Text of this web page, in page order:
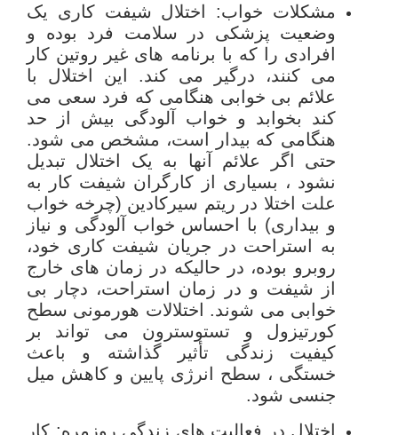
مشکلات خواب: اختلال شیفت کاری یک
وضعیت پزشکی در سلامت فرد بوده و
افرادی را که با برنامه های غیر روتین کار
می کنند، درگیر می کند. این اختلال با
علائم بی خوابی هنگامی که فرد سعی می
کند بخوابد و خواب آلودگی بیش از حد
هنگامی که بیدار است، مشخص می شود.
حتی اگر علائم آنها به یک اختلال تبدیل
نشود ، بسیاری از کارگران شیفت کار به
علت اختلا در ریتم سیرکادین (چرخه خواب
و بیداری) با احساس خواب آلودگی و نیاز
به استراحت در جریان شیفت کاری خود،
روبرو بوده، در حالیکه در زمان های خارج
از شیفت و در زمان استراحت، دچار بی
خوابی می شوند. اختلالات هورمونی سطح
کورتیزول و تستوسترون می تواند بر
کیفیت زندگی تأثیر گذاشته و باعث
خستگی ، سطح انرژی پایین و کاهش میل
جنسی شود.
اختلال در فعالیت های زندگی روزمره: کار